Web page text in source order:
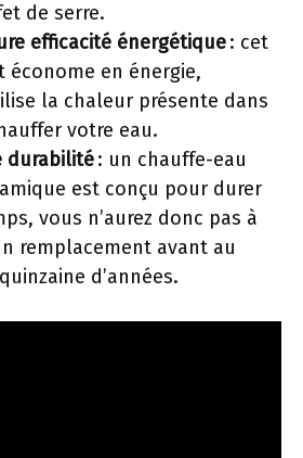
de serre.
efficacité énergétique: cet
économe en énergie,
la chaleur présente dans
votre eau.
durabilité: un chauffe-eau
est conçu pour durer
vous n’aurez donc pas à
remplacement avant au
d’années.